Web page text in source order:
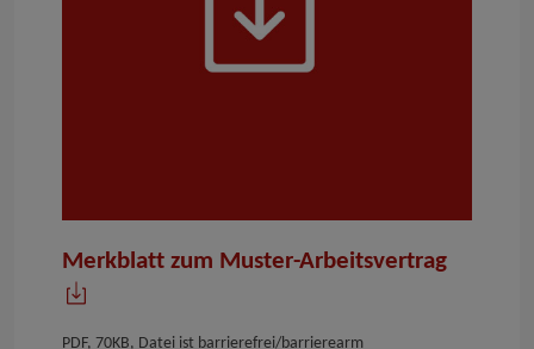
Merkblatt zum Muster-Arbeitsvertrag
PDF, 70KB, Datei ist barrierefrei/barrierearm